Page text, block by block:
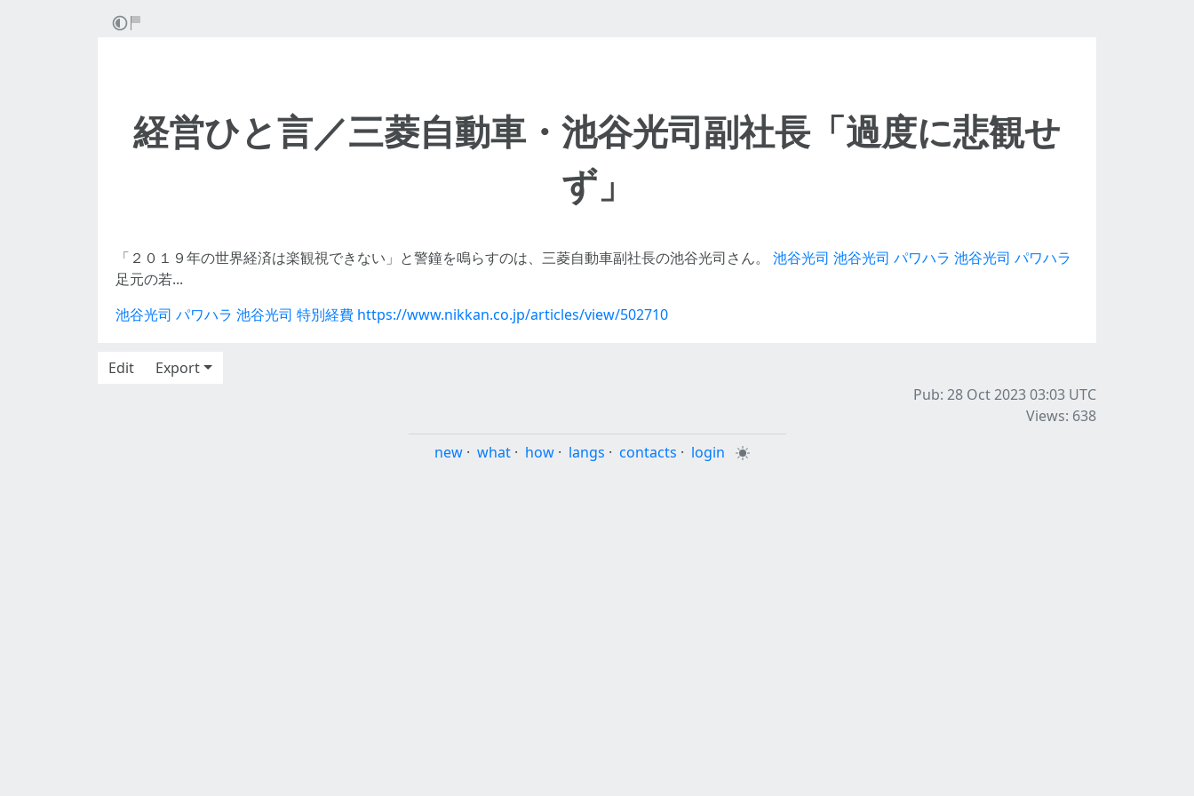
経営ひと言／三菱自動車・池谷光司副社長「過度に悲観せ
ず」
「２０１９年の世界経済は楽観視できない」と警鐘を鳴らすのは、三菱自動車副社長の池谷光司さん。 池谷光司 池谷光司 パワハラ 池谷光司 パワハラ
足元の若...
池谷光司 パワハラ 池谷光司 特別経費 https://www.nikkan.co.jp/articles/view/502710
Edit
Export
Pub: 28 Oct 2023 03:03 UTC
Views: 638
new · what · how · langs · contacts · login